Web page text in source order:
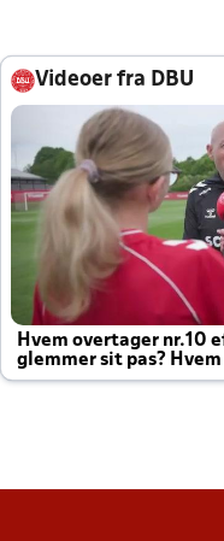
Videoer fra DBU
Hvem overtager nr.10
glemmer sit pas?
altid til efter kampe?